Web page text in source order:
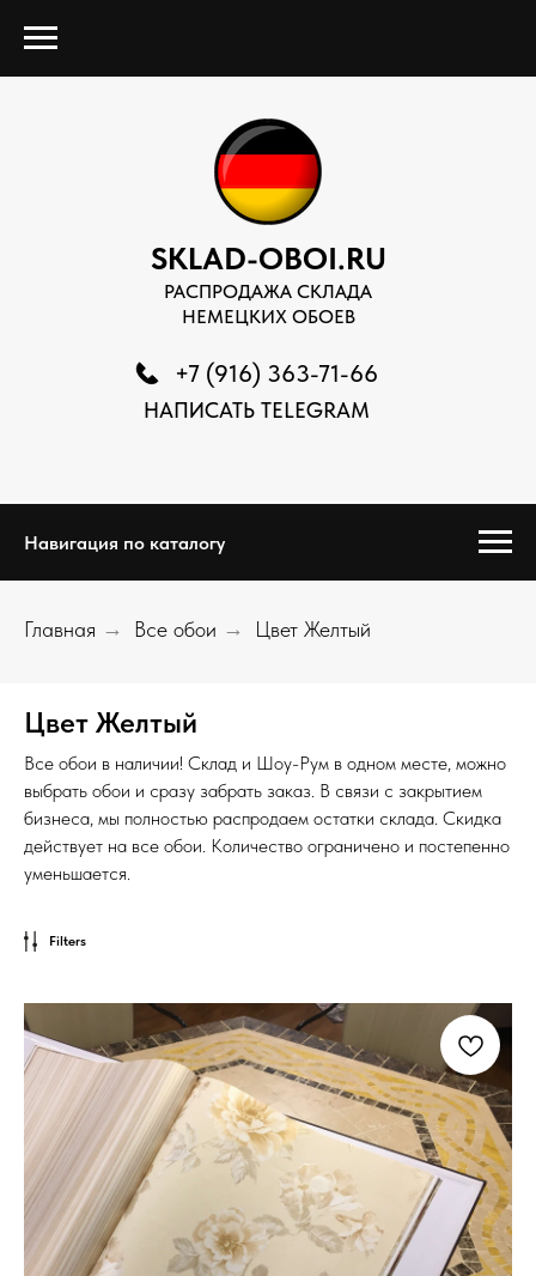
SKLAD-OBOI.RU
РАСПРОДАЖА СКЛАДА
НЕМЕЦКИХ ОБОЕВ
+7 (916) 363-71-66
НАПИСАТЬ TELEGRAM
Навигация по каталогу
Главная → Все обои → Цвет Желтый
Цвет Желтый
Все обои в наличии! Склад и Шоу-Рум в одном месте, можно
выбрать обои и сразу забрать заказ. В связи с закрытием
бизнеса, мы полностью распродаем остатки склада. Скидка
действует на все обои. Количество ограничено и постепенно
уменьшается.
Filters